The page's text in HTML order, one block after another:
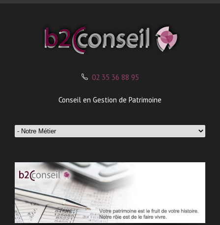
02 35 36 88 95
Conseil en Gestion de Patrimoine